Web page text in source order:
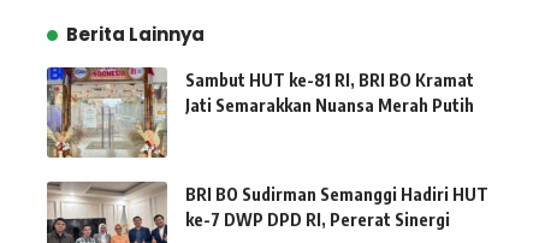
Berita Lainnya
Sambut HUT ke-81 RI, BRI BO Kramat
Jati Semarakkan Nuansa Merah Putih
BRI BO Sudirman Semanggi Hadiri HUT
ke-7 DWP DPD RI, Pererat Sinergi